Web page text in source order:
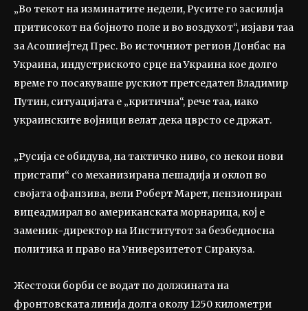
„Во текот на изминатите недели, Русите го засилија
притисокот на бојното поле и во воздухот“, изјави таа
за Асошиејтед Прес. Во источниот регион Донбас на
Украина, индустриското срце на Украина кое долго
време го посакуваше рускиот претседател Владимир
Путин, ситуацијата е „критична“, рече таа, иако
украинските војници велат дека цврсто се држат.
„Русија се обидува, на тактичко ниво, со некои нови
пристапи“ со механизирана пешадија и оклоп во
својата офанзива, вели Роберт Марет, пензиониран
вицеадмирал во американската морнарица, кој е
заменик-директор на Институтот за безбедносна
политика и право на Универзитетот Сиракуза.
Жестоки борби се водат по должината на
фронтовската линија долга околу 1250 километри